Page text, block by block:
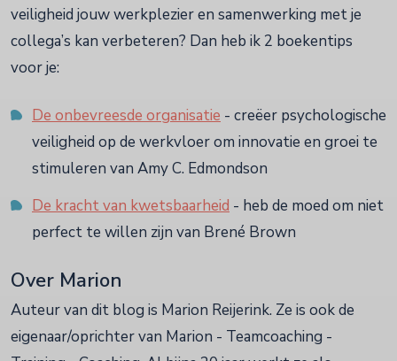
veiligheid jouw werkplezier en samenwerking met je
collega’s kan verbeteren? Dan heb ik 2 boekentips
voor je:
De onbevreesde organisatie - creëer psychologische
veiligheid op de werkvloer om innovatie en groei te
stimuleren van Amy C. Edmondson
De kracht van kwetsbaarheid - heb de moed om niet
perfect te willen zijn van Brené Brown
Over Marion
Auteur van dit blog is Marion Reijerink. Ze is ook de
eigenaar/oprichter van Marion - Teamcoaching -